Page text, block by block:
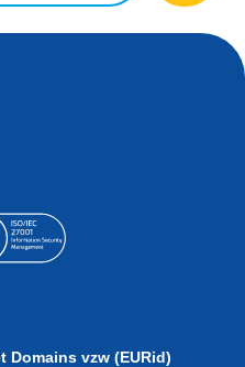
Domains vzw (EURid)